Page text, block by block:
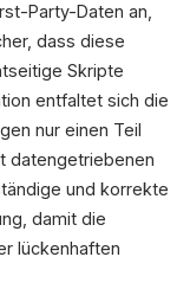
Party-Daten an,
dass diese
Skripte
entfaltet sich die
nur einen Teil
datengetriebenen
und korrekte
damit die
lückenhaften